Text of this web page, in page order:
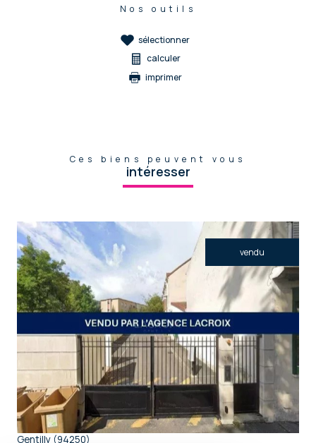
Nos outils
sélectionner
calculer
imprimer
Ces biens peuvent vous
intéresser
vendu
voir le bien
Gentilly (94250)